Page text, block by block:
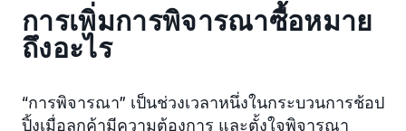
การเพิ่มการพิจารณาซื้อหมาย
ถึงอะไร
“การพิจารณา” เป็นช่วงเวลาหนึ่งในกระบวนการช้อป
ปิ้งเมื่อลูกค้ามีความต้องการ และตั้งใจพิจารณา